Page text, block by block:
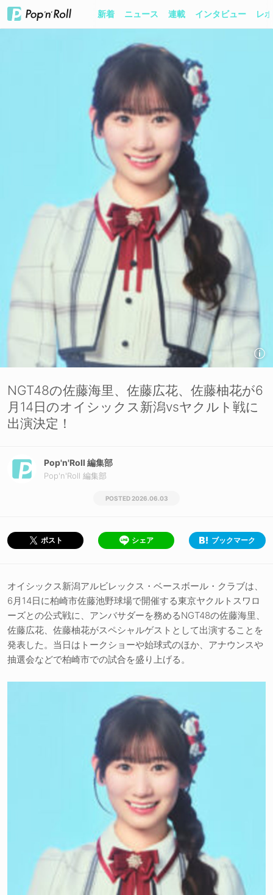
新着 ニュース 連載 インタビュー レ
NGT48の佐藤海里、佐藤広花、佐藤柚花が6
月14日のオイシックス新潟vsヤクルト戦に
出演決定！
Pop'n'Roll 編集部
Pop'n'Roll 編集部
2026.06.03
ポスト シェア ブックマーク
オイシックス新潟アルビレックス・ベースボール・クラブは、
6月14日に柏崎市佐藤池野球場で開催する東京ヤクルトスワロ
ーズとの公式戦に、アンバサダーを務めるNGT48の佐藤海里、
佐藤広花、佐藤柚花がスペシャルゲストとして出演することを
発表した。当日はトークショーや始球式のほか、アナウンスや
抽選会などで柏崎市での試合を盛り上げる。